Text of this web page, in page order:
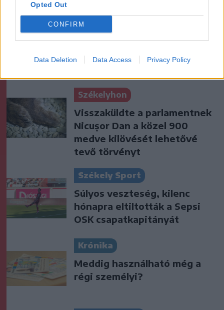
Opted Out
CONFIRM
Data Deletion Data Access Privacy Policy
Székelyhon
„Óriási csattanás volt” – így
balesetre a csíkszeredai
Székelyhon
Visszaküldte a parlamentnek
Nicușor Dan a közel 900
medve kilövését lehetővé
tevő törvényt
Székely Sport
Súlyos veszteség, kilenc
hónapra eltiltották a Sepsi
OSK csapatkapitányát
Krónika
Meddig használható még a
régi személyi?